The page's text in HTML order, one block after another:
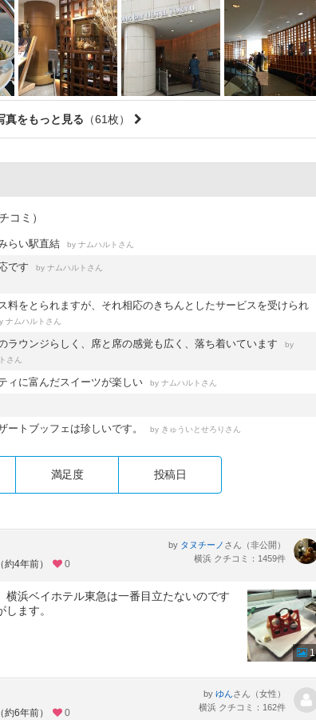
真をもっと見る （61枚）
コミ）
らい駅直結 by ナムハルト さん
です by ナムハルト さん
料をとられますが、それ相応のきちんとしたサービスを受けられ
ナムハルト さん
ラウンジらしく、席と席の感覚も広く、落ち着いています
by
さん
ィに富んだスイーツが楽しい by ナムハルト さん
ートブッフェは珍しいです。 by きゅういとせろり さん
満足度 投稿日
4年前） 0
by タヌチーノ さん（非公開）
横浜 クチコミ：1459件
浜ベイホテル東急は一番目立たないのです
ます。
1
6年前） 0
by ゆんさん（女性）
横浜 クチコミ：162件